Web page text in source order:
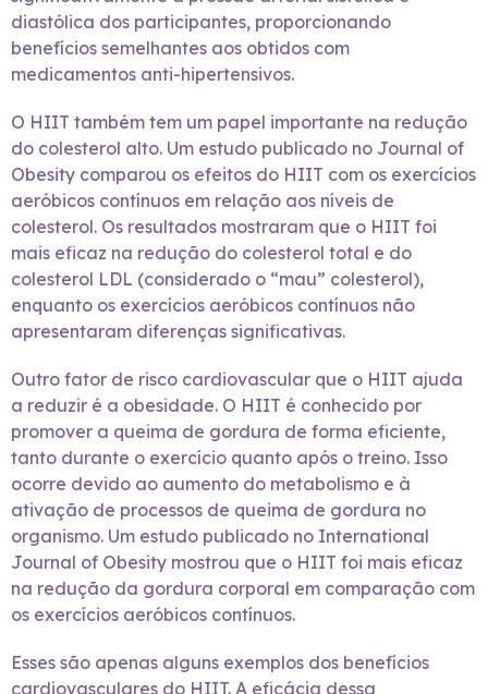
diastólica dos participantes, proporcionando
benefícios semelhantes aos obtidos com
medicamentos anti-hipertensivos.
O HIIT também tem um papel importante na redução
do colesterol alto. Um estudo publicado no Journal of
Obesity comparou os efeitos do HIIT com os exercícios
aeróbicos contínuos em relação aos níveis de
colesterol. Os resultados mostraram que o HIIT foi
mais eficaz na redução do colesterol total e do
colesterol LDL (considerado o “mau” colesterol),
enquanto os exercícios aeróbicos contínuos não
apresentaram diferenças significativas.
Outro fator de risco cardiovascular que o HIIT ajuda
a reduzir é a obesidade. O HIIT é conhecido por
promover a queima de gordura de forma eficiente,
tanto durante o exercício quanto após o treino. Isso
ocorre devido ao aumento do metabolismo e à
ativação de processos de queima de gordura no
organismo. Um estudo publicado no International
Journal of Obesity mostrou que o HIIT foi mais eficaz
na redução da gordura corporal em comparação com
os exercícios aeróbicos contínuos.
Esses são apenas alguns exemplos dos benefícios
cardiovasculares do HIIT. A eficácia dessa